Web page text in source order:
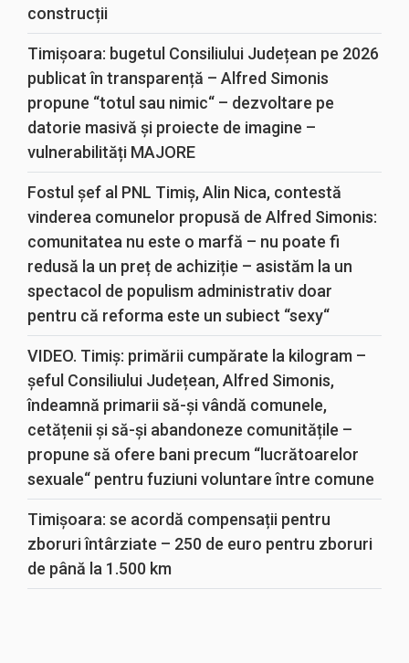
construcții
Timișoara: bugetul Consiliului Județean pe 2026
publicat în transparență – Alfred Simonis
propune “totul sau nimic“ – dezvoltare pe
datorie masivă și proiecte de imagine –
vulnerabilități MAJORE
Fostul șef al PNL Timiș, Alin Nica, contestă
vinderea comunelor propusă de Alfred Simonis:
comunitatea nu este o marfă – nu poate fi
redusă la un preț de achiziție – asistăm la un
spectacol de populism administrativ doar
pentru că reforma este un subiect “sexy“
VIDEO. Timiș: primării cumpărate la kilogram –
șeful Consiliului Județean, Alfred Simonis,
îndeamnă primarii să-și vândă comunele,
cetățenii și să-și abandoneze comunitățile –
propune să ofere bani precum “lucrătoarelor
sexuale“ pentru fuziuni voluntare între comune
Timișoara: se acordă compensații pentru
zboruri întârziate – 250 de euro pentru zboruri
de până la 1.500 km